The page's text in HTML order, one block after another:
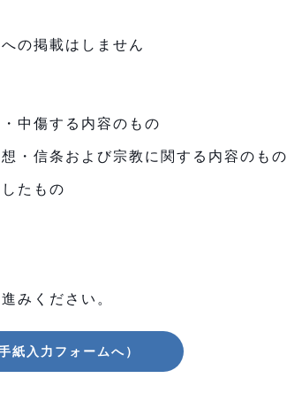
の掲載はしません
中傷する内容のもの
・信条および宗教に関する内容のもの
たもの
みください。
紙入力フォームへ）